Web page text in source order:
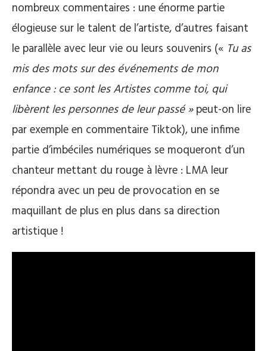
nombreux commentaires : une énorme partie
élogieuse sur le talent de l’artiste, d’autres faisant
le parallèle avec leur vie ou leurs souvenirs (« Tu as
mis des mots sur des événements de mon
enfance : ce sont les Artistes comme toi, qui
libèrent les personnes de leur passé »peut-on lire
par exemple en commentaire Tiktok), une infime
partie d’imbéciles numériques se moqueront d’un
chanteur mettant du rouge à lèvre : LMA leur
répondra avec un peu de provocation en se
maquillant de plus en plus dans sa direction
artistique !